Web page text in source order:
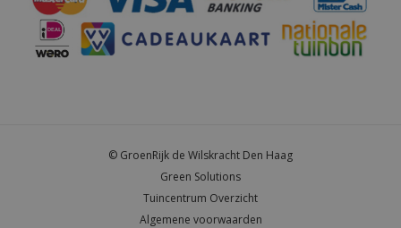
© GroenRijk de Wilskracht Den Haag
Green Solutions
Tuincentrum Overzicht
Algemene voorwaarden